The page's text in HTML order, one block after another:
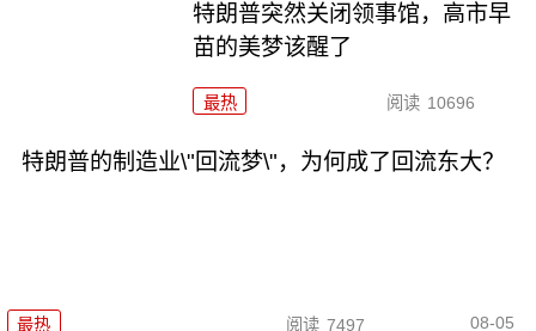
特朗普突然关闭领事馆，高市早
苗的美梦该醒了
最热 阅读 10696
特朗普的制造业\"回流梦\"，为何成了回流东大？
最热 阅读 7497 08-05